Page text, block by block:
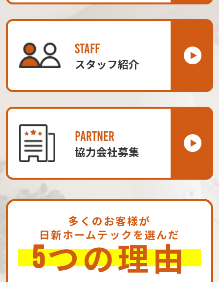
STAFF
スタッフ紹介
PARTNER
協力会社募集
多くのお客様が
日新ホームテックを選んだ
5つの理由